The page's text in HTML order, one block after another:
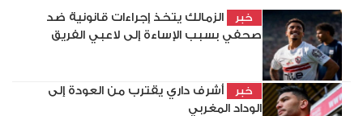
خبر
الزمالك يتخذ إجراءات قانونية ضد
صحفي بسبب الإساءة إلى لاعبي الفريق
خبر
أشرف داري يقترب من العودة إلى
الوداد المغربي